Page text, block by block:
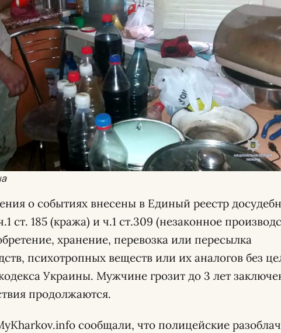
о событиях внесены в Единый реестр
ст. 185 (кража) и ч.1 ст.309 (незаконное
хранение, перевозка или пересылка
психотропных веществ или их аналогов без
Украины. Мужчине грозит до 3 лет
продолжаются.
сообщали, что полицейские